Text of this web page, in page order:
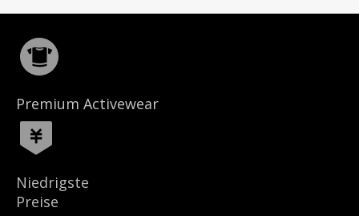
Premium Activewear
Niedrigste
Preise